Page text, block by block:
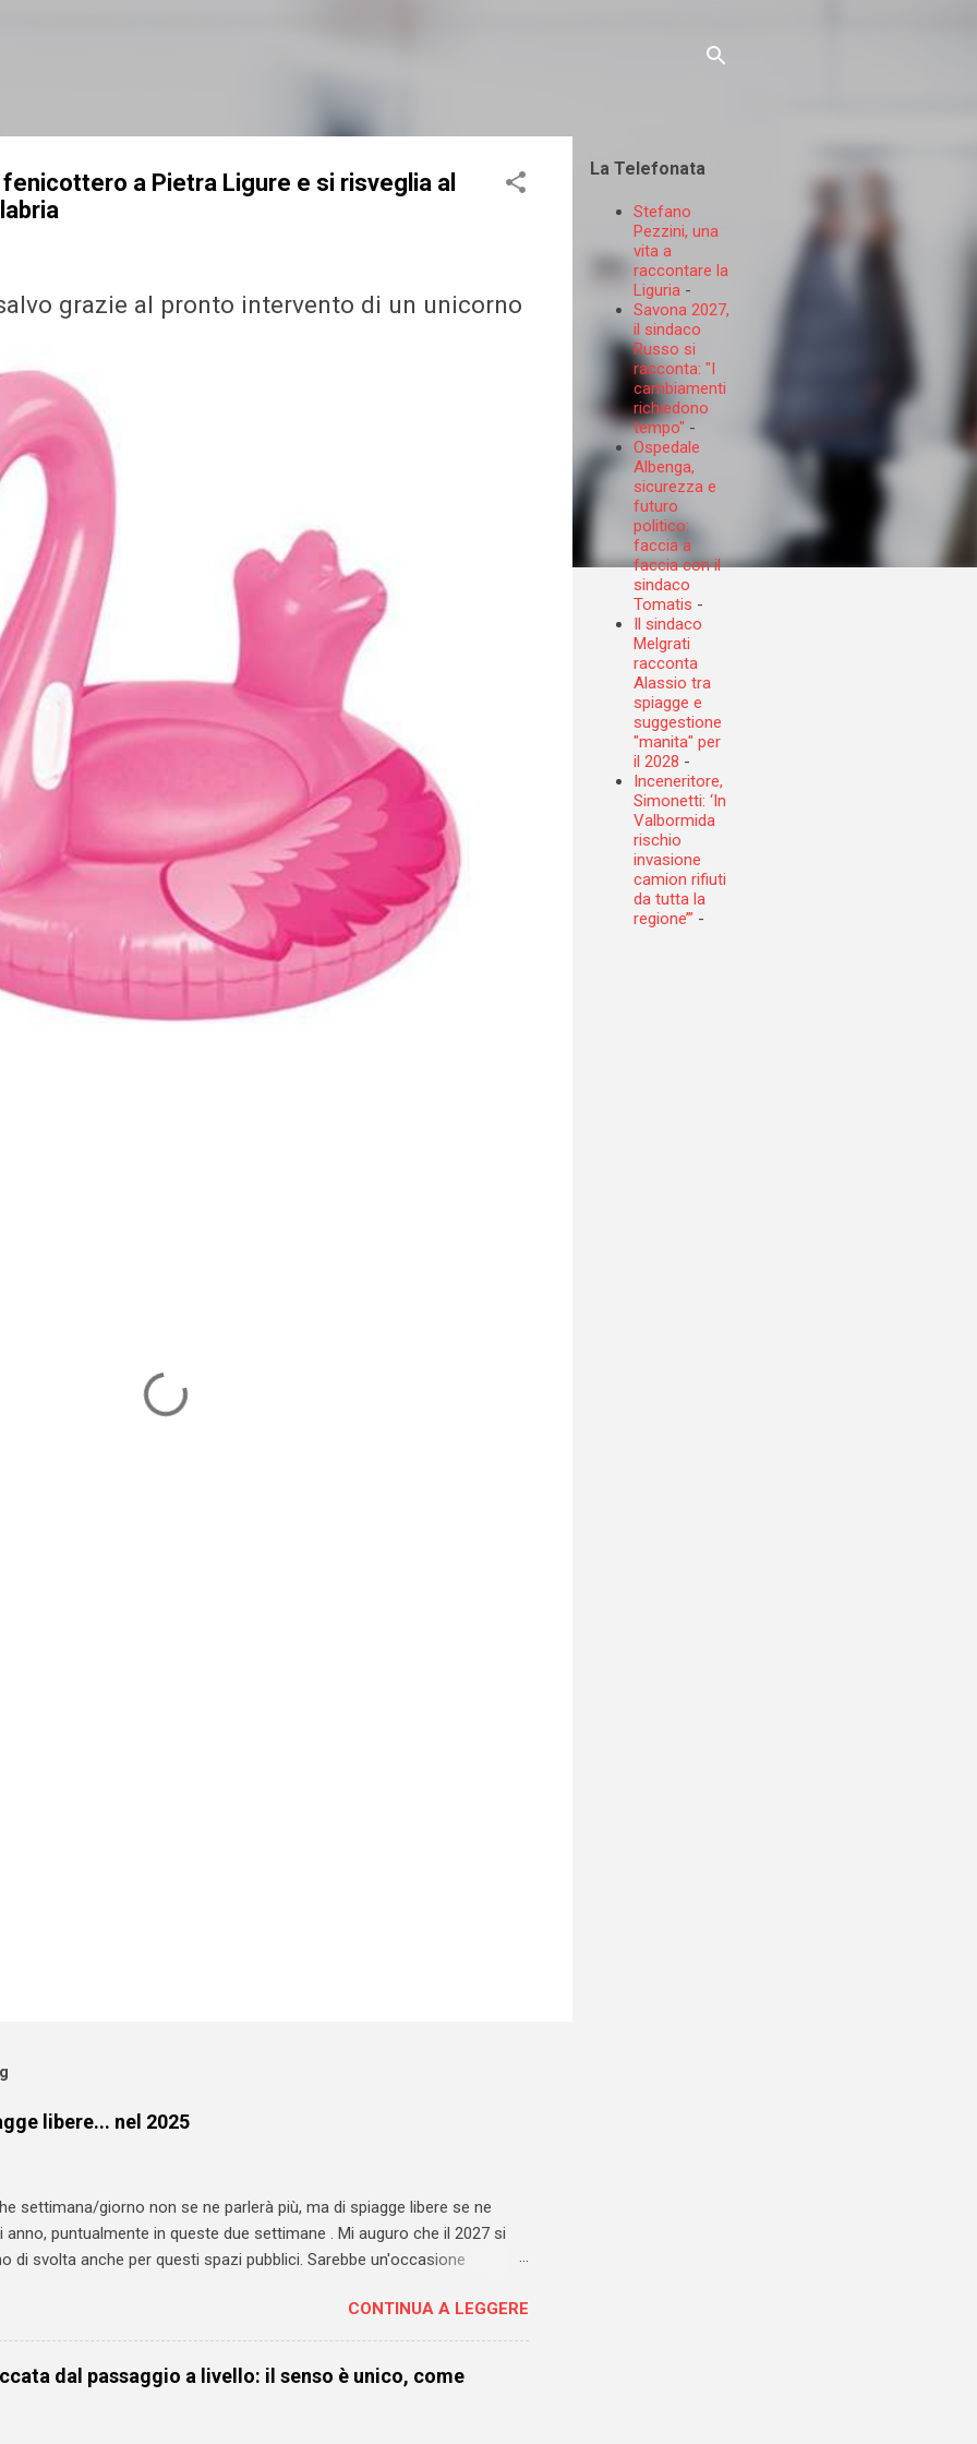
La Telefonata
Stefano
Pezzini, una
vita a
raccontare la
Liguria -
Savona 2027,
il sindaco
Russo si
racconta: "I
cambiamenti
richiedono
tempo" -
Ospedale
Albenga,
sicurezza e
futuro
politico:
faccia a
faccia con il
sindaco
Tomatis -
Il sindaco
Melgrati
racconta
Alassio tra
spiagge e
suggestione
"manita" per
il 2028 -
Inceneritore,
Simonetti: ‘In
Valbormida
rischio
invasione
camion rifiuti
da tutta la
regione’” -
a Pietra Ligure e si risveglia al
grazie al pronto intervento di un unicorno
libere... nel 2025
settimana/giorno non se ne parlerà più, ma di spiagge libere se ne
anno, puntualmente in queste due settimane . Mi auguro che il 2027 si
di svolta anche per questi spazi pubblici. Sarebbe un'occasione
personale e ho trovato un pezzo datato 2013 in cui chiedevo - a Pietra,
il discorso vale ovunque - di "convertire" le libere in SLA (spiagge libere
. Servizi minimi garantiti, NESSUN COSTO di accesso per chi accede al
giorni sui giornali non si parla d'altro. Fa un po' sorridere, non tanto
CONTINUA A LEGGERE
dal passaggio a livello: il senso è unico, come